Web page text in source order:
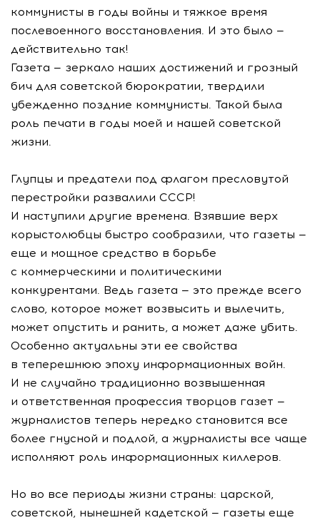
коммунисты в годы войны и тяжкое время
послевоенного восстановления. И это было —
действительно так!
Газета — зеркало наших достижений и грозный
бич для советской бюрократии, твердили
убежденно поздние коммунисты. Такой была
роль печати в годы моей и нашей советской
жизни.
Глупцы и предатели под флагом пресловутой
перестройки развалили СССР!
И наступили другие времена. Взявшие верх
корыстолюбцы быстро сообразили, что газеты —
еще и мощное средство в борьбе
с коммерческими и политическими
конкурентами. Ведь газета — это прежде всего
слово, которое может возвысить и вылечить,
может опустить и ранить, а может даже убить.
Особенно актуальны эти ее свойства
в теперешнюю эпоху информационных войн.
И не случайно традиционно возвышенная
и ответственная профессия творцов газет —
журналистов теперь нередко становится все
более гнусной и подлой, а журналисты все чаще
исполняют роль информационных киллеров.
Но во все периоды жизни страны: царской,
советской, нынешней кадетской — газеты еще